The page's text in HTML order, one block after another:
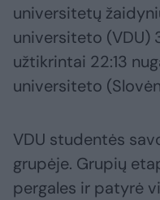
universitetų
universiteto (VDU)
užtikrintai 22:13
universiteto
VDU studentės
grupėje. Grupių
pergales ir patyrė